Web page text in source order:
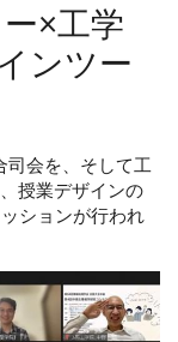
×工学
ンツー
司会を、そして工
授業デザインの
ションが行われ